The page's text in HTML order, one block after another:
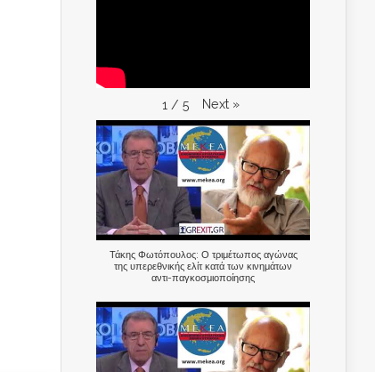
1 / 5 Next »
Τάκης Φωτόπουλος: Ο τριμέτωπος αγώνας
της υπερεθνικής ελίτ κατά των κινημάτων
αντι-παγκοσμιοποίησης